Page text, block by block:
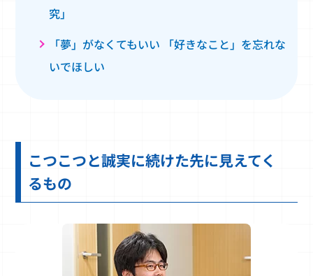
究」
「夢」がなくてもいい 「好きなこと」を忘れな
いでほしい
こつこつと誠実に続けた先に見えてく
るもの